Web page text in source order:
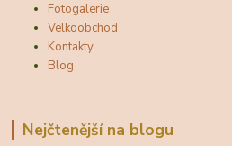
Fotogalerie
Velkoobchod
Kontakty
Blog
Nejčtenější na blogu